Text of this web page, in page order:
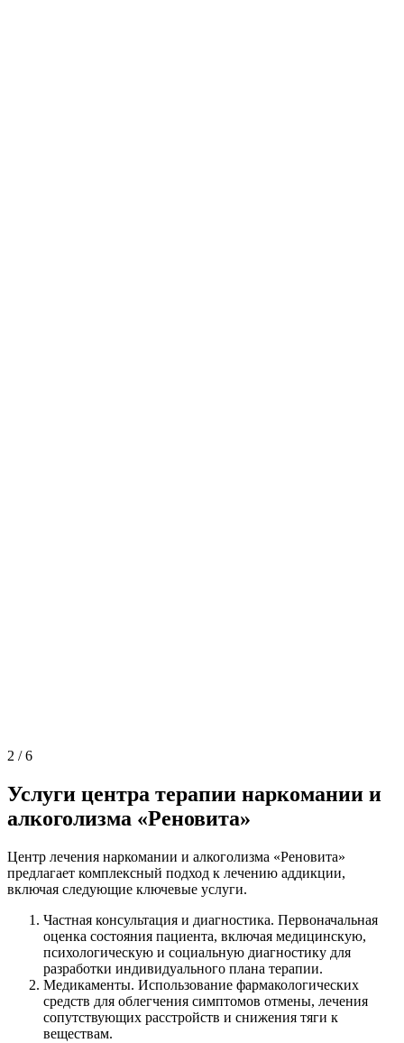
2 /6
Услуги центра терапии наркомании и
алкоголизма «Реновита»
Центр лечения наркомании и алкоголизма «Реновита»
предлагает комплексный подход к лечению аддикции,
включая следующие ключевые услуги.
Частная консультация и диагностика. Первоначальная
оценка состояния пациента, включая медицинскую,
психологическую и социальную диагностику для
разработки индивидуального плана терапии.
Медикаменты. Использование фармакологических
средств для облегчения симптомов отмены, лечения
сопутствующих расстройств и снижения тяги к
веществам.